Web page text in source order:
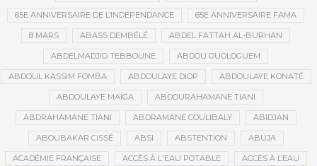
65E ANNIVERSAIRE DE L’INDÉPENDANCE 65E ANNIVERSAIRE FAMA
8 MARS ABASS DEMBÉLÉ ABDEL FATTAH AL-BURHAN
ABDELMADJID TEBBOUNE ABDOU OUOLOGUEM
ABDOUL KASSIM FOMBA ABDOULAYE DIOP ABDOULAYE KONATÉ
ABDOULAYE MAÏGA ABDOURAHAMANE TIANI
ABDRAHAMANE TIANI ABDRAMANE COULIBALY ABIDJAN
ABOUBAKAR CISSÉ ABSI ABSTENTION ABUJA
ACADÉMIE FRANÇAISE ACCÈS À L'EAU POTABLE ACCÈS À L’EAU